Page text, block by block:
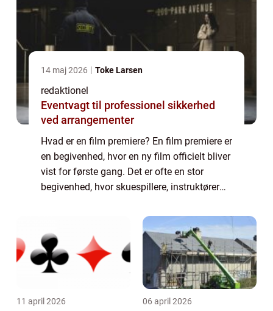
14 maj 2026 Toke Larsen
redaktionel
Eventvagt til professionel sikkerhed
ved arrangementer
Hvad er en film premiere? En film premiere er
en begivenhed, hvor en ny film officielt bliver
vist for første gang. Det er ofte en stor
begivenhed, hvor skuespillere, instruktører
filmbranchen deltager for at fejre film...
11 april 2026 06 april 2026